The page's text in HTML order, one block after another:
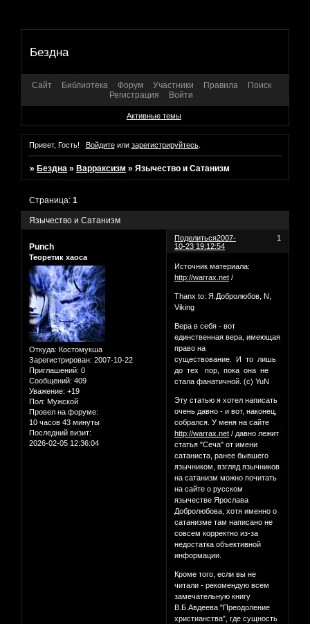
Бездна
Сайт Библиотека Форум Участники Правила
Поиск
Регистрация
Войти
Активные темы
Привет, Гость! Войдитеили зарегистрируйтесь.
»Бездна »Варраксизм »Язычество и Сатанизм
Язычество и Сатанизм
Страница:1
Поделиться 1
2007-
10-23 19:12:54
Punch
Теоретик хаоса
Откуда: Костомукша
Зарегистрирован: 2007-10-22
Приглашений: 0
Сообщений: 409
Уважение: +19
Пол: Мужской
Провел на форуме:
10 часов 43 минуты
Последний визит:
2026-02-05 12:36:04
Источник материала:
http://warrax.net /
Thanx to: Я.Добролюбов, N,
Viking
Вера в себя - вот
единственная вера, имеющая
право на
существование. И то лишь
до тех пор, пока она не
стала фанатичной. (с) YuN
Эту статью я хотел написать
очень давно - и вот, наконец,
собрался. У меня на сайте
http://warrax.net / давно лежит
статья "Сеча" от имени
сатаниста, ранее бывшего
язычником, взгляд язычников
на сатанизм можно почитать
на сайте о русском
язычестве Ярослава
Добролюбова, хотя именно о
сатанизме там написано не
совсем корректно из-за
недостатка объективной
информации.
Кроме того, если вы не
читали - рекомендую всем
замечательную книгу
В.Б.Авдеева "Преодоление
христианства", где сущность